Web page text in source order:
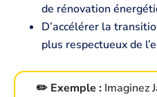
de rénovation
D’accélérer la
plus respectueux de
✏️ Exemple : Imaginez